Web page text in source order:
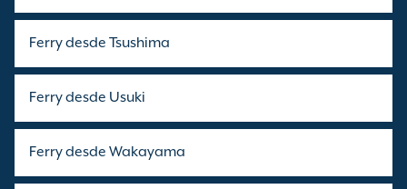
Ferry desde Tsushima
Ferry desde Usuki
Ferry desde Wakayama